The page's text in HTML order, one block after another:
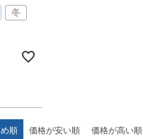
冬
順 価格が安い順 価格が高い順